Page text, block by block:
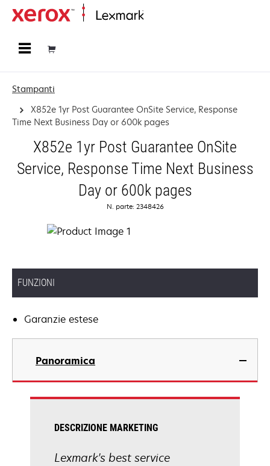
Stampanti
X852e 1yr Post Guarantee OnSite Service, Response
Time Next Business Day or 600k pages
X852e 1yr Post Guarantee OnSite
Service, Response Time Next Business
Day or 600k pages
N. parte: 2348426
FUNZIONI
Garanzie estese
Panoramica
DESCRIZIONE MARKETING
Lexmark's best service